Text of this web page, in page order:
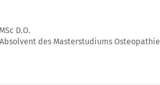
D.O.
des Masterstudiums Osteopathie